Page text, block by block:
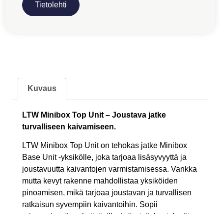
Tietolehti
Kuvaus
LTW Minibox Top Unit – Joustava jatke
turvalliseen kaivamiseen.
LTW Minibox Top Unit on tehokas jatke Minibox
Base Unit -yksikölle, joka tarjoaa lisäsyvyyttä ja
joustavuutta kaivantojen varmistamisessa. Vankka
mutta kevyt rakenne mahdollistaa yksiköiden
pinoamisen, mikä tarjoaa joustavan ja turvallisen
ratkaisun syvempiin kaivantoihin. Sopii